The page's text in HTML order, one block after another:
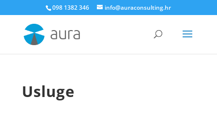
098 1382 346 info@auraconsulting.hr
Usluge